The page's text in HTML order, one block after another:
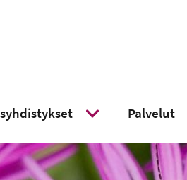
Palvelut